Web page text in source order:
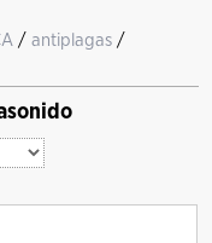
/antiplagas /